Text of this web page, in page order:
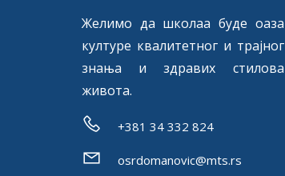
Желимо да школаа буде оаза
културе квалитетног и трајног
знања и здравих стилова
живота.
+381 34 332 824
osrdomanovic@mts.rs